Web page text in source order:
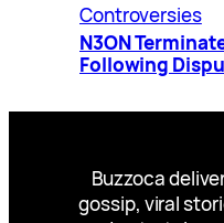
Controversies
N3ON
Following
Buzzoca
gossip, viral